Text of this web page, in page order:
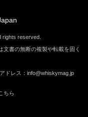
rights reserved.
書の無断の複製や転載を固く
ドレス：info@whiskymag.jp
ちら